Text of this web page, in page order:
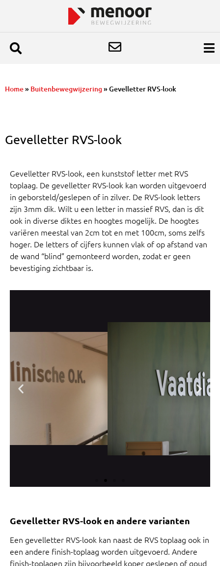
Home» Buitenbewegwijzering» Gevelletter RVS-look
Gevelletter RVS-look
Gevelletter RVS-look, een kunststof letter met RVS
toplaag. De gevelletter RVS-look kan worden uitgevoerd
in geborsteld/geslepen of in zilver. De RVS-look letters
zijn 3mm dik. Wilt u een letter in massief RVS, dan is dit
ook in diverse diktes en hoogtes mogelijk. De hoogtes
variëren meestal van 2cm tot en met 100cm, soms zelfs
hoger. De letters of cijfers kunnen vlak of op afstand van
de wand “blind” gemonteerd worden, zodat er geen
bevestiging zichtbaar is.
Gevelletter RVS-look en andere varianten
Een gevelletter RVS-look kan naast de RVS toplaag ook in
een andere finish-toplaag worden uitgevoerd. Andere
finish-toplagen zijn bijvoorbeeld koper geslepen of goud